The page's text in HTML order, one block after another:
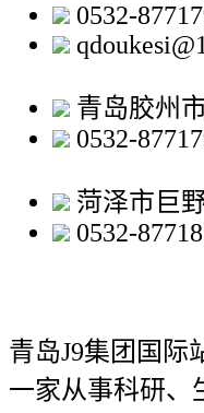
0532-
青岛胶州
0532-
菏泽市巨
0532-
青岛J9集团国际
一家从事科研、